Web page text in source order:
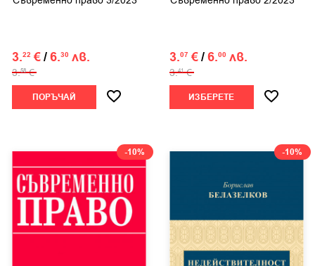
3.22 €/6.30 лв.
3.58 €
ПОРЪЧАЙ
3.07 €/6.00 лв.
3.41 €
ИЗБЕРЕТЕ
-10% -10%